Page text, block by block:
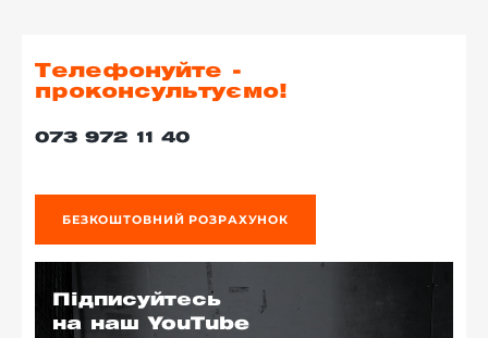
Телефонуйте -
проконсультуємо!
073 972 11 40
БЕЗКОШТОВНИЙ РОЗРАХУНОК
Підписуйтесь
на наш YouTube